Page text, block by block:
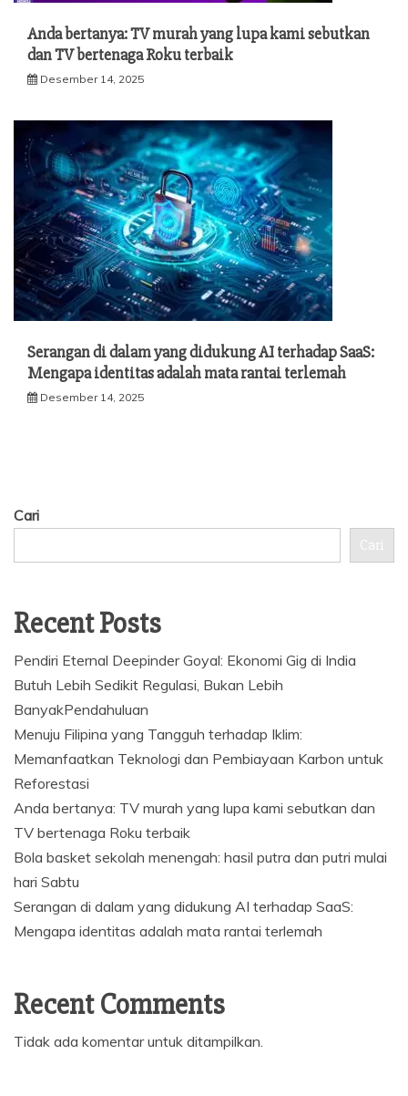
Anda bertanya: TV murah yang lupa kami sebutkan
dan TV bertenaga Roku terbaik
Desember 14, 2025
Serangan di dalam yang didukung AI terhadap SaaS:
Mengapa identitas adalah mata rantai terlemah
Desember 14, 2025
Cari
Cari
Recent Posts
Pendiri Eternal Deepinder Goyal: Ekonomi Gig di India
Butuh Lebih Sedikit Regulasi, Bukan Lebih
BanyakPendahuluan
Menuju Filipina yang Tangguh terhadap Iklim:
Memanfaatkan Teknologi dan Pembiayaan Karbon untuk
Reforestasi
Anda bertanya: TV murah yang lupa kami sebutkan dan
TV bertenaga Roku terbaik
Bola basket sekolah menengah: hasil putra dan putri mulai
hari Sabtu
Serangan di dalam yang didukung AI terhadap SaaS:
Mengapa identitas adalah mata rantai terlemah
Recent Comments
Tidak ada komentar untuk ditampilkan.